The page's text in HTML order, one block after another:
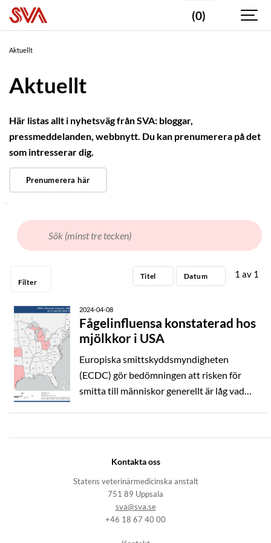
(0)
Aktuellt
Aktuellt
Här listas allt i nyhetsväg från SVA: bloggar,
pressmeddelanden, webbnytt. Du kan prenumerera på det
som intresserar dig.
Prenumerera här
Filter
Titel Datum 1 av 1
Valda
taggar
2025
2024
Webbnyhet
Statsepizootologen
Fästbloggen
Populärvetenskap
Renögabloggen
Spjuverbloggen
DJURSLAG
2024-04-08
Fågelinfluensa konstaterad hos
mjölkkor i USA
Europiska smittskyddsmyndigheten
(ECDC) gör bedömningen att risken för
smitta till människor generellt är låg vad
fåglar eller däggdjur infekterade med
Kontakta oss
Statens veterinärmedicinska anstalt
751 89 Uppsala
sva@sva.se
+46 18 67 40 00